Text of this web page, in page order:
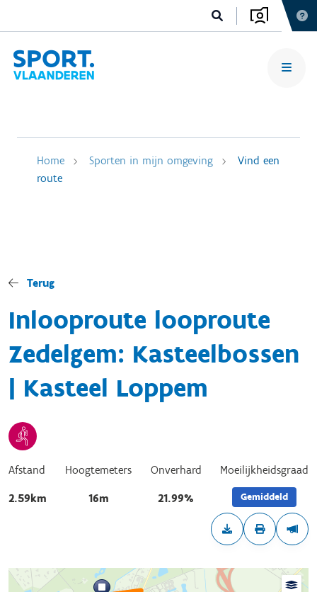
Home Sporten in mijn omgeving
Vind een
route
Terug
Inlooproute looproute
Zedelgem: Kasteelbossen
| Kasteel Loppem
Afstand
2.59km
Hoogtemeters
16m
Onverhard
21.99%
Moeilijkheidsgraad
Gemiddeld